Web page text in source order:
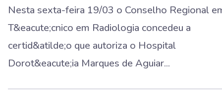
Nesta sexta-feira 19/03 o Conselho Regional
T&eacute;cnico em Radiologia concedeu a
certid&atilde;o que autoriza o Hospital
Dorot&eacute;ia Marques de Aguiar...